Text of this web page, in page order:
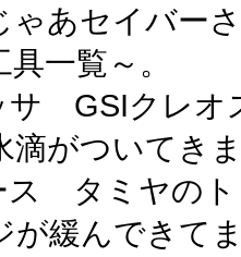
ゃあセイバー
一覧～。
サ GSIクレオ
滴がついてき
ス タミヤのト
が緩んできて